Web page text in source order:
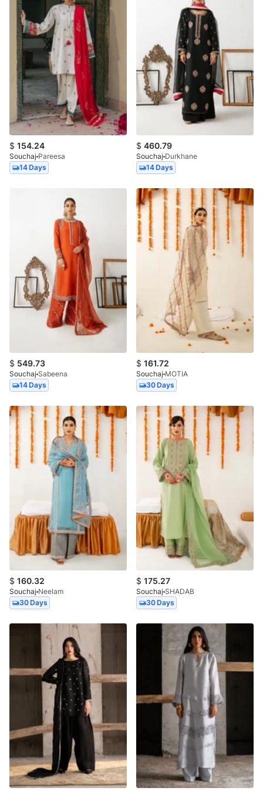
$ 154.24
Souchaj Pareesa
14 Days
$ 460.79
Souchaj Durkhane
14 Days
$ 549.73
Souchaj Sabeena
14 Days
$ 161.72
Souchaj MOTIA
30 Days
$ 160.32
Souchaj Neelam
30 Days
$ 175.27
Souchaj SHADAB
30 Days